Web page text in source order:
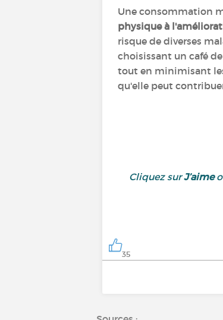
Une consommation
physique à
risque de diverses
choisissant un café
tout en minimisant
qu'elle peut
Cliquez surJ’aime
35